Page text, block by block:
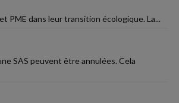
PME dans leur transition écologique. La...
SAS peuvent être annulées. Cela